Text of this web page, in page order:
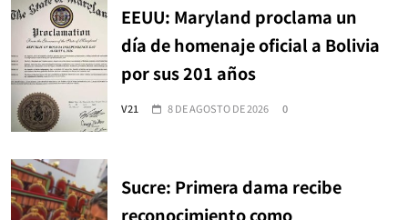
EEUU: Maryland proclama un
día de homenaje oficial a Bolivia
por sus 201 años
V21 8 DE AGOSTO DE 2026 0
Sucre: Primera dama recibe
reconocimiento como